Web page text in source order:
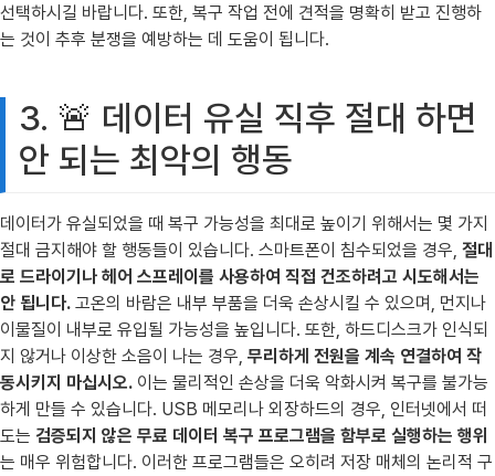
선택하시길 바랍니다. 또한, 복구 작업 전에 견적을 명확히 받고 진행하
는 것이 추후 분쟁을 예방하는 데 도움이 됩니다.
3. 🚨 데이터 유실 직후 절대 하면
안 되는 최악의 행동
데이터가 유실되었을 때 복구 가능성을 최대로 높이기 위해서는 몇 가지
절대 금지해야 할 행동들이 있습니다. 스마트폰이 침수되었을 경우, 절대
로 드라이기나 헤어 스프레이를 사용하여 직접 건조하려고 시도해서는
안 됩니다. 고온의 바람은 내부 부품을 더욱 손상시킬 수 있으며, 먼지나
이물질이 내부로 유입될 가능성을 높입니다. 또한, 하드디스크가 인식되
지 않거나 이상한 소음이 나는 경우, 무리하게 전원을 계속 연결하여 작
동시키지 마십시오. 이는 물리적인 손상을 더욱 악화시켜 복구를 불가능
하게 만들 수 있습니다. USB 메모리나 외장하드의 경우, 인터넷에서 떠
도는 검증되지 않은 무료 데이터 복구 프로그램을 함부로 실행하는 행위
는 매우 위험합니다. 이러한 프로그램들은 오히려 저장 매체의 논리적 구